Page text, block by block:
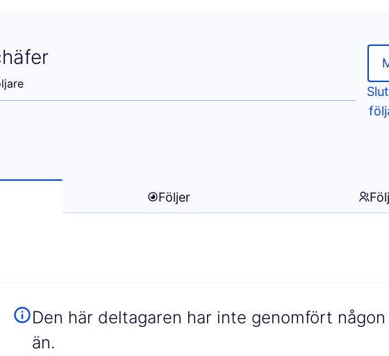
Schäfer)
Följer
Den här deltagaren har inte genomfört
än.